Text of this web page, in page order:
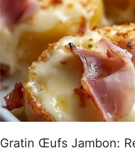
Gratin Œufs Jambon: